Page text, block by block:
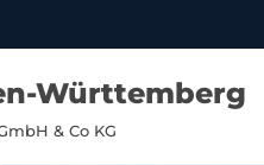
Württemberg
& Co KG